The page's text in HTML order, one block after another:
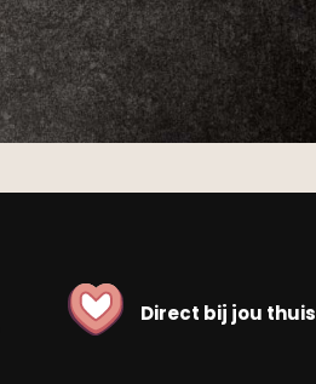
Direct bij jou thuis